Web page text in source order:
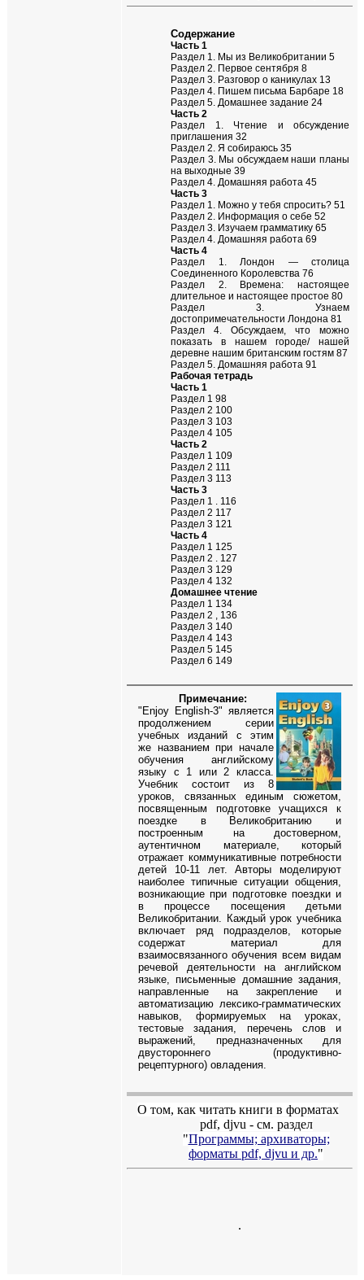
Содержание
Часть 1
Раздел 1. Мы из Великобритании 5
Раздел 2. Первое сентября 8
Раздел 3. Разговор о каникулах 13
Раздел 4. Пишем письма Барбаре 18
Раздел 5. Домашнее задание 24
Часть 2
Раздел 1. Чтение и обсуждение
приглашения 32
Раздел 2. Я собираюсь 35
Раздел 3. Мы обсуждаем наши планы
на выходные 39
Раздел 4. Домашняя работа 45
Часть 3
Раздел 1. Можно у тебя спросить? 51
Раздел 2. Информация о себе 52
Раздел 3. Изучаем грамматику 65
Раздел 4. Домашняя работа 69
Часть 4
Раздел 1. Лондон — столица
Соединенного Королевства 76
Раздел 2. Времена: настоящее
длительное и настоящее простое 80
Раздел 3. Узнаем
достопримечательности Лондона 81
Раздел 4. Обсуждаем, что можно
показать в нашем городе/ нашей
деревне нашим британским гостям 87
Раздел 5. Домашняя работа 91
Рабочая тетрадь
Часть 1
Раздел 1 98
Раздел 2 100
Раздел 3 103
Раздел 4 105
Часть 2
Раздел 1 109
Раздел 2 111
Раздел 3 113
Часть 3
Раздел 1 . 116
Раздел 2 117
Раздел 3 121
Часть 4
Раздел 1 125
Раздел 2 . 127
Раздел 3 129
Раздел 4 132
Домашнее чтение
Раздел 1 134
Раздел 2 , 136
Раздел 3 140
Раздел 4 143
Раздел 5 145
Раздел 6 149
Примечание:
"Enjoy English-3" является
продолжением серии
учебных изданий с этим
же названием при начале
обучения английскому
языку с 1 или 2 класса.
Учебник состоит из 8
уроков, связанных единым сюжетом,
посвященным подготовке учащихся к
поездке в Великобританию и
построенным на достоверном,
аутентичном материале, который
отражает коммуникативные потребности
детей 10-11 лет. Авторы моделируют
наиболее типичные ситуации общения,
возникающие при подготовке поездки и
в процессе посещения детьми
Великобритании. Каждый урок учебника
включает ряд подразделов, которые
содержат материал для
взаимосвязанного обучения всем видам
речевой деятельности на английском
языке, письменные домашние задания,
направленные на закрепление и
автоматизацию лексико-грамматических
навыков, формируемых на уроках,
тестовые задания, перечень слов и
выражений, предназначенных для
двустороннего (продуктивно-
рецептурного) овладения.
О том, как читать книги в форматах
pdf, djvu - см. раздел
"Программы; архиваторы;
форматы pdf, djvu и др."
.